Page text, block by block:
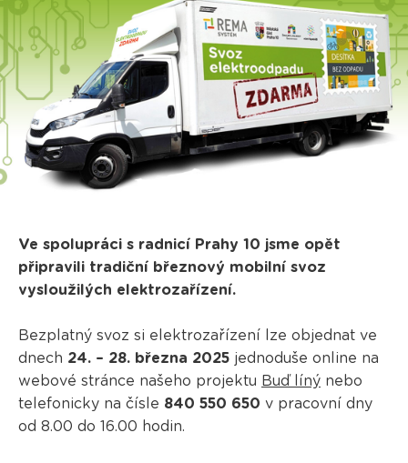
Ve spolupráci s radnicí Prahy 10 jsme opět
připravili tradiční březnový mobilní svoz
vysloužilých elektrozařízení.
Bezplatný svoz si elektrozařízení lze objednat ve
dnech 24. – 28. března 2025 jednoduše online na
webové stránce našeho projektu Buď línýnebo
telefonicky na čísle 840 550 650 v pracovní dny
od 8.00 do 16.00 hodin.